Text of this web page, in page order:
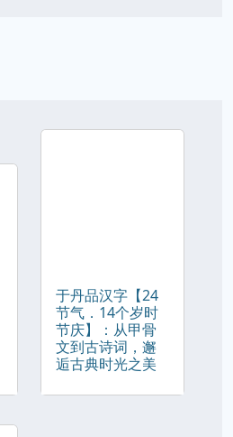
于丹品汉字【24
节气．14个岁时
节庆】：从甲骨
文到古诗词，邂
逅古典时光之美